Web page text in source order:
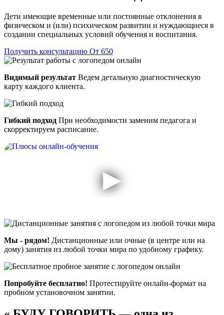
Дети имеющие временные или постоянные отклонения в
физическом и (или) психическом развитии и нуждающиеся в
создании специальных условий обучения и воспитания.
Получить консультацию От 650
Видимый результат Ведем детальную диагностическую
карту каждого клиента.
Гибкий подход При необходимости заменим педагога и
скорректируем расписание.
Мы - рядом! Дистанционные или очные (в центре или на
дому) занятия из любой точки мира по удобному графику.
Попробуйте бесплатно! Протестируйте онлайн-формат на
пробном установочном занятии.